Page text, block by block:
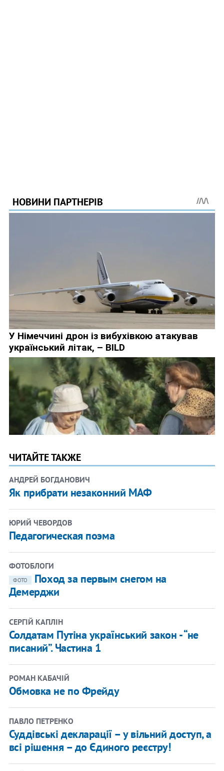
ЧИТАЙТЕ ТАКЖЕ
АНДРЕЙ БОГДАНОВИЧ
Як прибрати незаконний МАФ
ЮРИЙ ЧЕВОРДОВ
Педагогическая поэма
ФОТОБЛОГИ
ФОТО
Поход за первым снегом на
Демерджи
СЕРГІЙ КАПЛІН
Солдатам Путіна український закон - “не
писаний”. Частина 1
РОМАН КАБАЧІЙ
Обмовка не по Фрейду
ПАВЛО ПЕТРЕНКО
Суддівські декларації – у вільний доступ, а
всі рішення – до Єдиного реєстру!